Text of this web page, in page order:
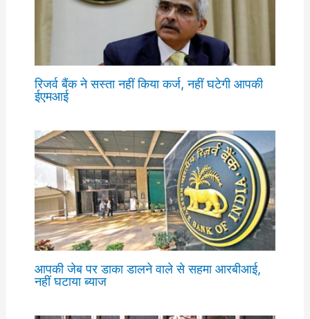
रिजर्व बैंक ने सस्ता नहीं किया कर्ज, नहीं घटेगी आपकी
ईएमआई
आपकी जेब पर डाका डालने वाले से सहमा आरबीआई,
नहीं घटाया ब्याज